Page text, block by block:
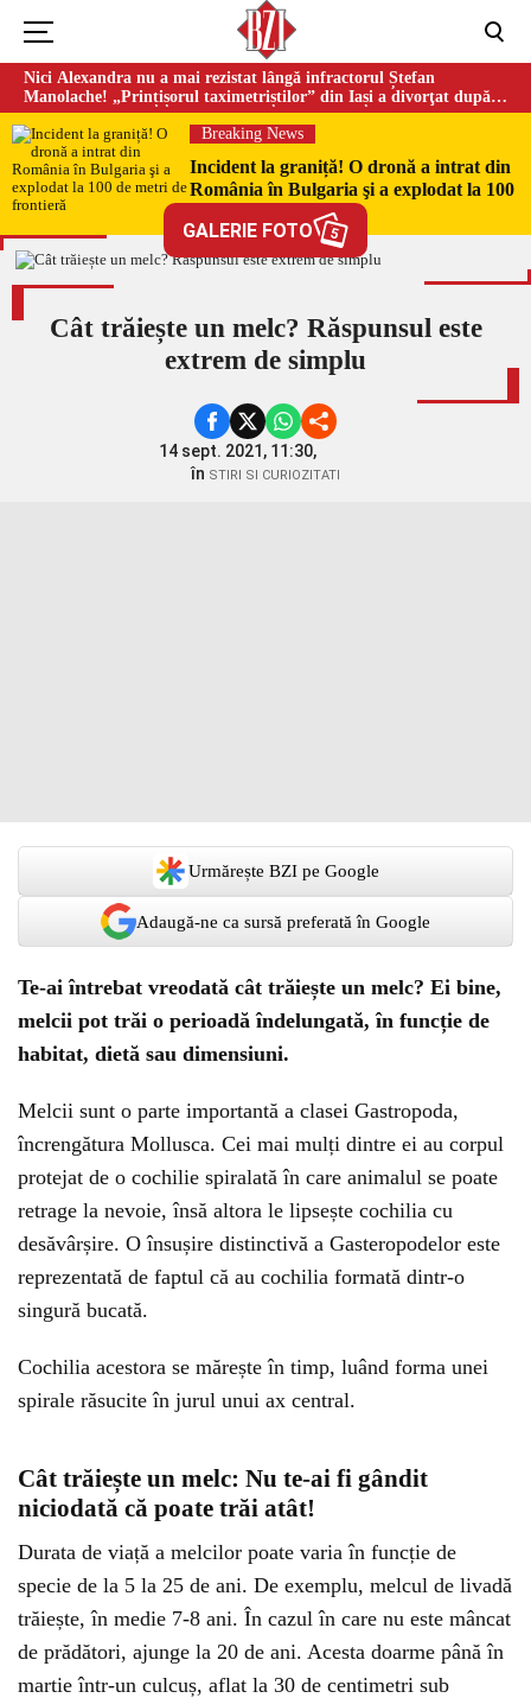
Nici Alexandra nu a mai rezistat lângă infractorul Ștefan
Manolache! „Prințișorul taximetriștilor” din Iași a divorţat după
doi ani de căsnicie
Breaking News
Incident la graniță! O dronă a intrat din
România în Bulgaria şi a explodat la 100
de metri de frontieră
GALERIE FOTO 5
Cât trăiește un melc? Răspunsul este
extrem de simplu
14 sept. 2021, 11:30,
în STIRI SI CURIOZITATI
Urmărește BZI pe Google
Adaugă-ne ca sursă preferată în Google
Te-ai întrebat vreodată cât trăiește un melc? Ei bine,
melcii pot trăi o perioadă îndelungată, în funcție de
habitat, dietă sau dimensiuni.
Melcii sunt o parte importantă a clasei Gastropoda,
încrengătura Mollusca. Cei mai mulți dintre ei au corpul
protejat de o cochilie spiralată în care animalul se poate
retrage la nevoie, însă altora le lipsește cochilia cu
desăvârșire. O însușire distinctivă a Gasteropodelor este
reprezentată de faptul că au cochilia formată dintr-o
singură bucată.
Cochilia acestora se mărește în timp, luând forma unei
spirale răsucite în jurul unui ax central.
Cât trăiește un melc: Nu te-ai fi gândit
niciodată că poate trăi atât!
Durata de viață a melcilor poate varia în funcție de
specie de la 5 la 25 de ani. De exemplu, melcul de livadă
trăiește, în medie 7-8 ani. În cazul în care nu este mâncat
de prădători, ajunge la 20 de ani. Acesta doarme până în
martie într-un culcuș, aflat la 30 de centimetri sub